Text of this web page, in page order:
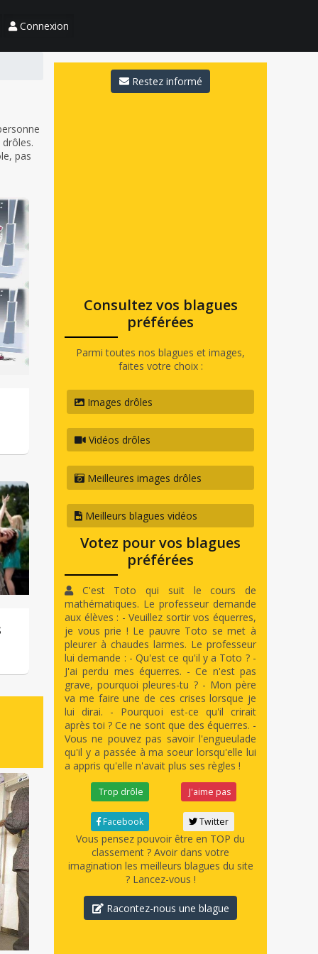
Connexion
pas
Restez informé
Consultez vos blagues
préférées
Parmi toutes nos blagues et images,
faites votre choix :
Images drôles
Vidéos drôles
Meilleures images drôles
Meilleurs blagues vidéos
Votez pour vos blagues
préférées
C'est Toto qui suit le cours de
mathématiques. Le professeur demande
aux élèves : - Veuillez sortir vos équerres,
je vous prie ! Le pauvre Toto se met à
pleurer à chaudes larmes. Le professeur
lui demande : - Qu'est ce qu'il y a Toto ? -
J'ai perdu mes équerres. - Ce n'est pas
grave, pourquoi pleures-tu ? - Mon père
va me faire une de ces crises lorsque je
lui dirai. - Pourquoi est-ce qu'il crirait
après toi ? Ce ne sont que des équerres. -
Vous ne pouvez pas savoir l'engueulade
qu'il y a passée à ma soeur lorsqu'elle lui
a appris qu'elle n'avait plus ses règles !
Trop drôle
Facebook
J'aime pas
Twitter
Vous pensez pouvoir être en TOP du
classement ? Avoir dans votre
imagination les meilleurs blagues du site
? Lancez-vous !
Racontez-nous une blague